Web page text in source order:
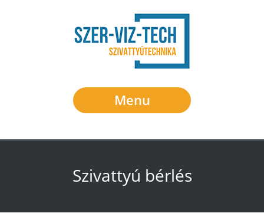
Menu
Szivattyú bérlés